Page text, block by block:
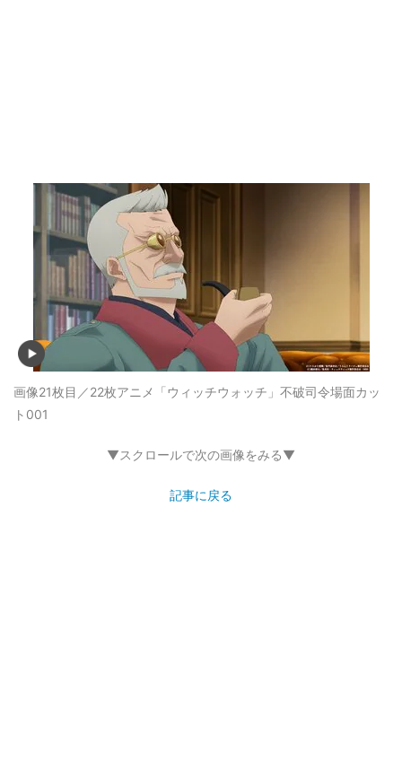
画像21枚目／22枚アニメ「ウィッチウォッチ」不破司令場面カッ
ト001
▼スクロールで次の画像をみる▼
記事に戻る